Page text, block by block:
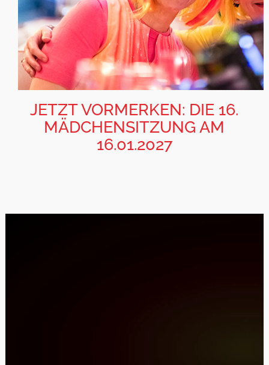
JETZT VORMERKEN: DIE 16.
MÄDCHENSITZUNG AM
16.01.2027